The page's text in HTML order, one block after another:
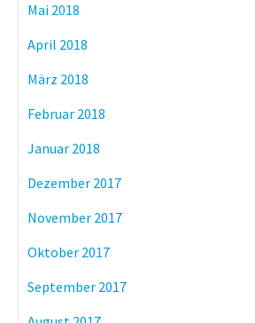
Mai 2018
April 2018
März 2018
Februar 2018
Januar 2018
Dezember 2017
November 2017
Oktober 2017
September 2017